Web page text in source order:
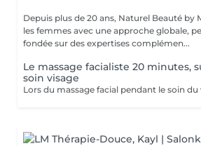
Depuis plus de 20 ans, Naturel Beauté by
les femmes avec une approche globale,
fondée sur des expertises complémen...
Le massage facialiste 20 minutes,
soin visage